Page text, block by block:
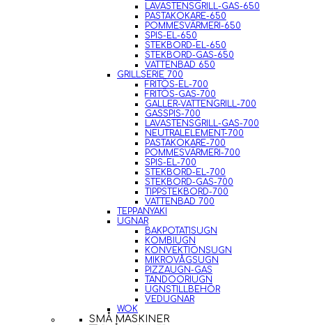
LAVASTENSGRILL-GAS-650
PASTAKOKARE-650
POMMESVÄRMERI-650
SPIS-EL-650
STEKBORD-EL-650
STEKBORD-GAS-650
VATTENBAD 650
GRILLSERIE 700
FRITÖS-EL-700
FRITÖS-GAS-700
GALLER-VATTENGRILL-700
GASSPIS-700
LAVASTENSGRILL-GAS-700
NEUTRALELEMENT-700
PASTAKOKARE-700
POMMESVÄRMERI-700
SPIS-EL-700
STEKBORD-EL-700
STEKBORD-GAS-700
TIPPSTEKBORD-700
VATTENBAD 700
TEPPANYAKI
UGNAR
BAKPOTATISUGN
KOMBIUGN
KONVEKTIONSUGN
MIKROVÅGSUGN
PIZZAUGN-GAS
TANDOORIUGN
UGNSTILLBEHÖR
VEDUGNAR
WOK
SMÅ MASKINER